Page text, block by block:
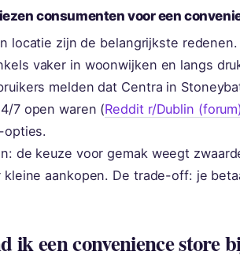
consumenten voor een
locatie zijn de belangrijkste
vaker in woonwijken en langs
melden dat Centra in
7 open waren (Reddit r/Dublin
opties.
de keuze voor gemak weegt
kleine aankopen. De trade-off: je
ik een convenience store